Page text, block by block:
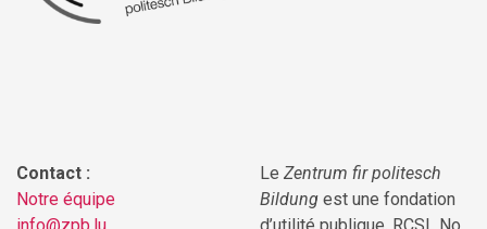
Contact :
Notre équipe
Le Zentrum fir politesch
Bildung est une fondation